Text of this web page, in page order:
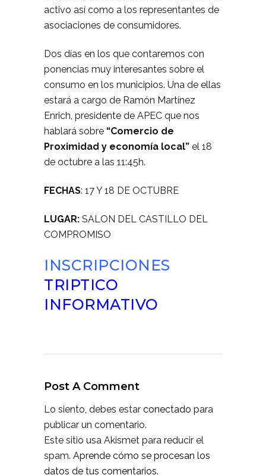
activo así como a los representantes de
asociaciones de consumidores.
Dos días en los que contaremos con
ponencias muy interesantes sobre el
consumo en los municipios. Una de ellas
estará a cargo de Ramón Martínez
Enrich, presidente de APEC que nos
hablará sobre “Comercio de
Proximidad y economía local” el 18
de octubre a las 11:45h.
FECHAS: 17 Y 18 DE OCTUBRE
LUGAR: SALON DEL CASTILLO DEL
COMPROMISO
INSCRIPCIONES
TRIPTICO
INFORMATIVO
Post A Comment
Lo siento, debes estar conectado para
publicar un comentario.
Este sitio usa Akismet para reducir el
spam. Aprende cómo se procesan los
datos de tus comentarios.